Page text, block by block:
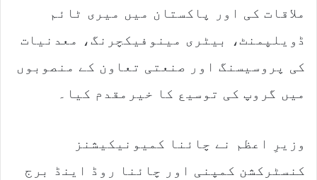
ملاقات کی اور پاکستان میں میری ٹائم
ڈویلپمنٹ، بیٹری مینوفیکچرنگ، معدنیات
کی پروسیسنگ اور صنعتی تعاون کے منصوبوں
میں گروپ کی توسیع کا خیرمقدم کیا۔
وزیرِ اعظم نے چائنا کمیونیکیشنز
کنسٹرکشن کمپنی اور چائنا روڈ اینڈ برج